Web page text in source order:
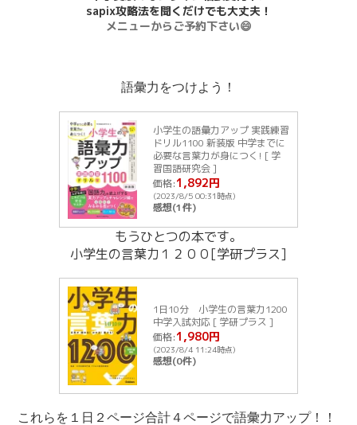
sapix攻略法を聞くだけでも大丈夫！
メニューからご予約下さい😄
語彙力をつけよう！
小学生の語彙力アップ 実践練習
ドリル1100 新装版 中学までに
必要な言葉力が身につく! [ 学
習国語研究会 ]
価格:1,892円
(2023/8/5 00:31時点)
感想(1件)
もうひとつの本です。
小学生の言葉力１２００[学研プラス]
1日10分 小学生の言葉力1200
中学入試対応 [ 学研プラス ]
価格:1,980円
(2023/8/4 11:24時点)
感想(0件)
これらを１日２ページ合計４ページで語彙力アップ！！